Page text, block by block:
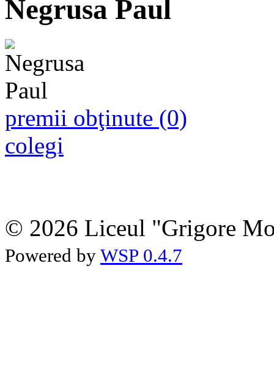
Negrusa Paul
premii obţinute (0)
colegi
© 2026 Liceul "Grigore
Powered by WSP 0.4.7